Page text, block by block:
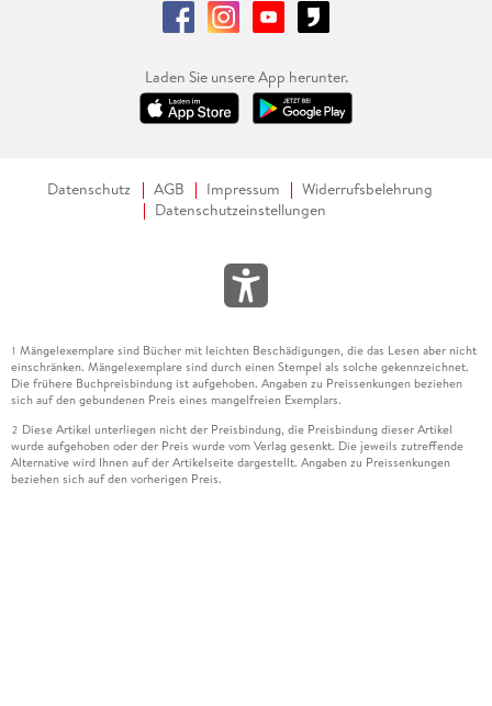
Laden Sie unsere App herunter.
Datenschutz AGB Impressum
Widerrufsbelehrung
Datenschutzeinstellungen
1 Mängelexemplare sind Bücher mit leichten Beschädigungen, die das Lesen aber nicht
einschränken. Mängelexemplare sind durch einen Stempel als solche gekennzeichnet.
Die frühere Buchpreisbindung ist aufgehoben. Angaben zu Preissenkungen beziehen
sich auf den gebundenen Preis eines mangelfreien Exemplars.
2 Diese Artikel unterliegen nicht der Preisbindung, die Preisbindung dieser Artikel
wurde aufgehoben oder der Preis wurde vom Verlag gesenkt. Die jeweils zutreffende
Alternative wird Ihnen auf der Artikelseite dargestellt. Angaben zu Preissenkungen
beziehen sich auf den vorherigen Preis.